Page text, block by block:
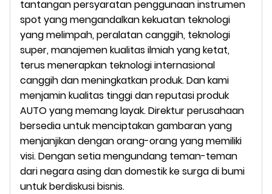
tantangan persyaratan penggunaan instrumen
spot yang mengandalkan kekuatan teknologi
yang melimpah, peralatan canggih, teknologi
super, manajemen kualitas ilmiah yang ketat,
terus menerapkan teknologi internasional
canggih dan meningkatkan produk. Dan kami
menjamin kualitas tinggi dan reputasi produk
AUTO yang memang layak. Direktur perusahaan
bersedia untuk menciptakan gambaran yang
menjanjikan dengan orang-orang yang memiliki
visi. Dengan setia mengundang teman-teman
dari negara asing dan domestik ke surga di bumi
untuk berdiskusi bisnis.